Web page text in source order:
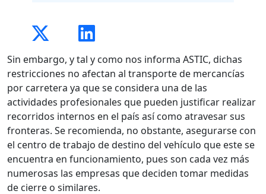
Sin embargo, y tal y como nos informa ASTIC, dichas
restricciones no afectan al transporte de mercancías
por carretera ya que se considera una de las
actividades profesionales que pueden justificar realizar
recorridos internos en el país así como atravesar sus
fronteras. Se recomienda, no obstante, asegurarse con
el centro de trabajo de destino del vehículo que este se
encuentra en funcionamiento, pues son cada vez más
numerosas las empresas que deciden tomar medidas
de cierre o similares.